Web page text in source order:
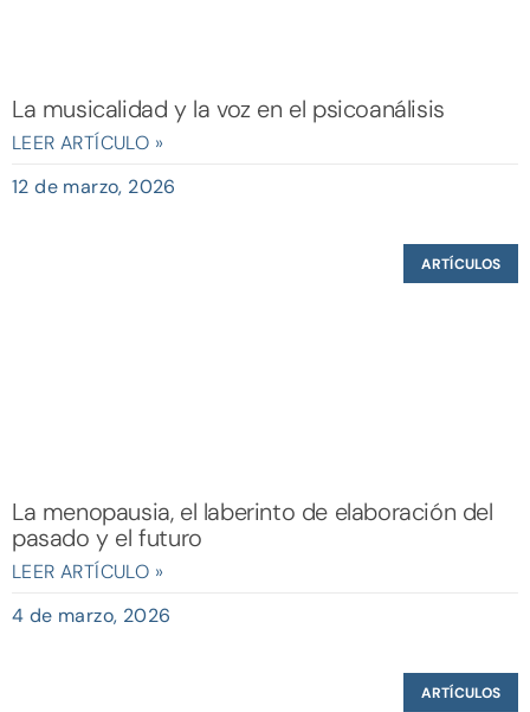
La musicalidad y la voz en el psicoanálisis
LEER ARTÍCULO »
12 de marzo, 2026
ARTÍCULOS
La menopausia, el laberinto de elaboración del
pasado y el futuro
LEER ARTÍCULO »
4 de marzo, 2026
ARTÍCULOS